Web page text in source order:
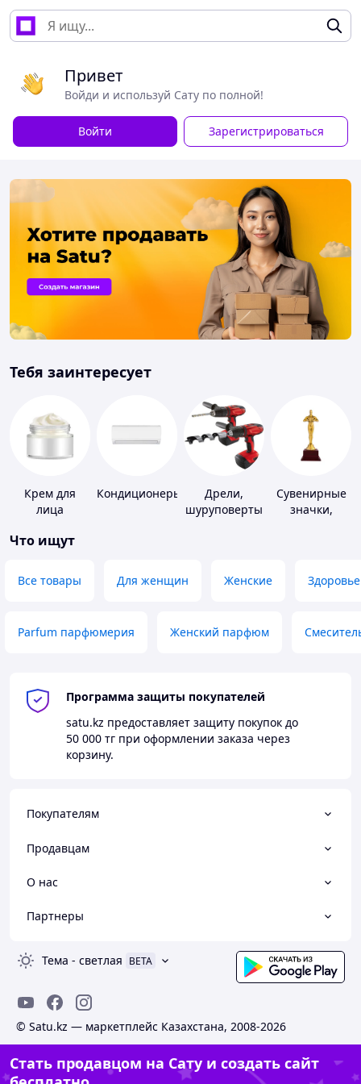
Привет
Войди и используй Сату по полной!
Войти Зарегистрироваться
Тебя заинтересует
Крем для
лица
Кондиционеры
Дрели,
шуруповерты
Сувенирные
значки,
Что ищут
Все товары Для женщин Женские Здоровье
Parfum парфюмерия Женский парфюм
Программа защиты покупателей
satu.kz предоставляет защиту покупок до
50 000 тг при оформлении заказа через
корзину.
Покупателям
Продавцам
О нас
Партнеры
Тема - светлая BETA
© Satu.kz — маркетплейс Казахстана, 2008-2026
Стать продавцом на Сату и создать сайт